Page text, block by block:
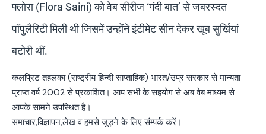
फ्लोरा (Flora Saini) को वेब सीरीज ‘गंदी बात’ से जबरस्दत
पॉपुलैरिटी मिली थी जिसमें उन्होंने इंटीमेट सीन देकर खूब सुर्खियां
बटोरी थीं.
कलप्रिट तहलका (राष्ट्रीय हिन्दी साप्ताहिक) भारत/उप्र सरकार से मान्यता
प्राप्त वर्ष 2002 से प्रकाशित। आप सभी के सहयोग से अब वेब माध्यम से
आपके सामने उपस्थित है।
समाचार,विज्ञापन,लेख व हमसे जुड़ने के लिए संम्पर्क करें।